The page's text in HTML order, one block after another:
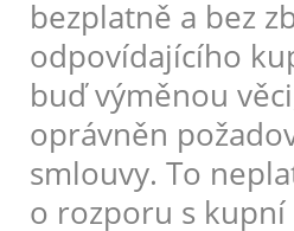
bezplatně a bez
odpovídajícího
buď výměnou
oprávněn
smlouvy. To
o rozporu s